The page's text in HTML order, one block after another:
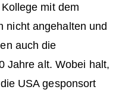
mit dem
nicht angehalten und
auch die
Jahre alt. Wobei halt,
USA gesponsort